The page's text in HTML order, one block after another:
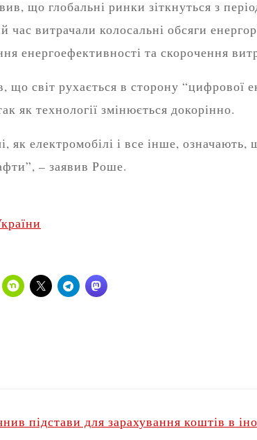
що глобальні ринки зіткнуться з
час витрачали колосальні обсяги
енергоефективності та скорочення
що світ рухається в сторону “цифрової
як технології змінюється докорінно.
як електромобілі і все інше,
– заявив Роше.
підстави для зарахування коштів в